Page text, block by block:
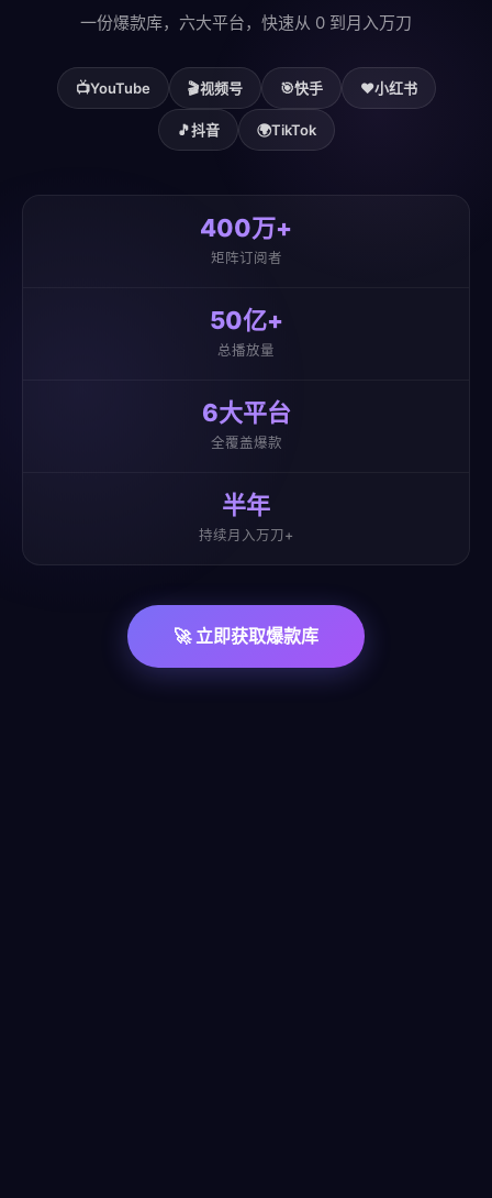
一份爆款库，六大平台，快速从 0 到月入万刀
📺YouTube 🎬视频号 🎯快手 ❤️小红书
🎵抖音 🌍TikTok
400万+
矩阵订阅者
50亿+
总播放量
6大平台
全覆盖爆款
半年
持续月入万刀+
🚀 立即获取爆款库